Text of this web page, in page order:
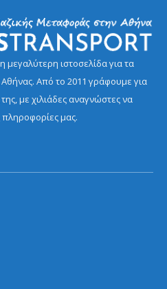
μεγαλύτερη ιστοσελίδα για τα
Από το 2011 γράφουμε για
με χιλιάδες αναγνώστες να
πληροφορίες μας.